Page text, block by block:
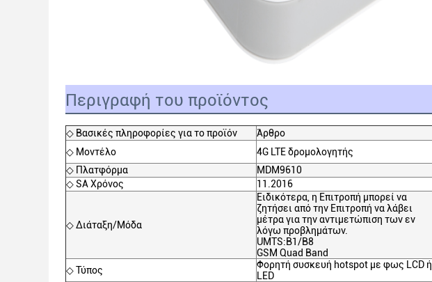
Περιγραφή του προϊόντος
◇ Βασικές πληροφορίες για το προϊόν Άρθρο
◇ Μοντέλο
4G LTE δρομολογητής
◇ Πλατφόρμα
MDM9610
◇ SA Χρόνος
11.2016
◇ Διάταξη/Μόδα
Ειδικότερα, η Επιτροπή μπορεί να
ζητήσει από την Επιτροπή να λάβει
μέτρα για την αντιμετώπιση των εν
λόγω προβλημάτων.
UMTS:B1/B8
GSM Quad Band
◇ Τύπος
Φορητή συσκευή hotspot με φως LCD ή
LED